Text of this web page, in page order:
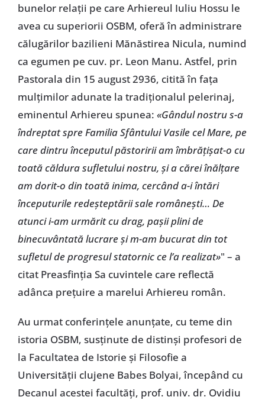
bunelor relații pe care Arhiereul Iuliu Hossu le
avea cu superiorii OSBM, oferă în administrare
călugărilor bazilieni Mănăstirea Nicula, numind
ca egumen pe cuv. pr. Leon Manu. Astfel, prin
Pastorala din 15 august 2936, citită în fața
mulțimilor adunate la tradiționalul pelerinaj,
eminentul Arhiereu spunea: «Gândul nostru s-a
îndreptat spre Familia Sfântului Vasile cel Mare, pe
care dintru începutul păstoririi am îmbrățișat-o cu
toată căldura sufletului nostru, și a cărei înălțare
am dorit-o din toată inima, cercând a-i întări
începuturile redeșteptării sale românești… De
atunci i-am urmărit cu drag, pașii plini de
binecuvântată lucrare și m-am bucurat din tot
sufletul de progresul statornic ce l’a realizat»" – a
citat Preasfinția Sa cuvintele care reflectă
adânca prețuire a marelui Arhiereu român.
Au urmat conferințele anunțate, cu teme din
istoria OSBM, susținute de distinși profesori de
la Facultatea de Istorie și Filosofie a
Universității clujene Babes Bolyai, începând cu
Decanul acestei facultăți, prof. univ. dr. Ovidiu